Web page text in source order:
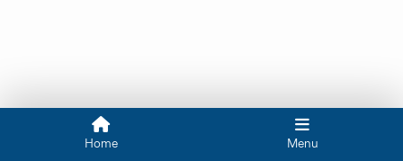
Home Menu